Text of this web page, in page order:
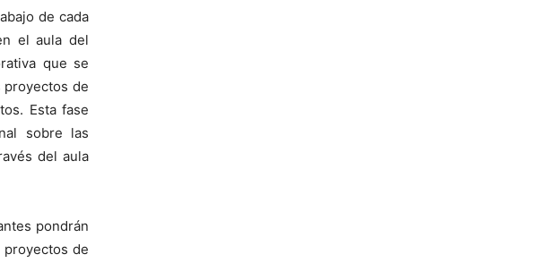
de cada
el aula del
que se
proyectos de
Esta fase
sobre las
del aula
pondrán
proyectos de